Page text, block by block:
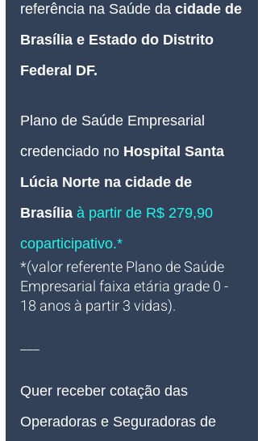
referência na Saúde da cidade de
Brasília e Estado do Distrito
Federal DF.
Plano de Saúde Empresarial
credenciado no Hospital Santa
Lúcia Norte na cidade de
Brasília à partir de R$ 279,90
coparticipativo.*
*(valor referente Plano de Saúde
Empresarial faixa etária grade 0 -
18 anos à partir 3 vidas).
___
Quer receber cotação das
Operadoras e Seguradoras de